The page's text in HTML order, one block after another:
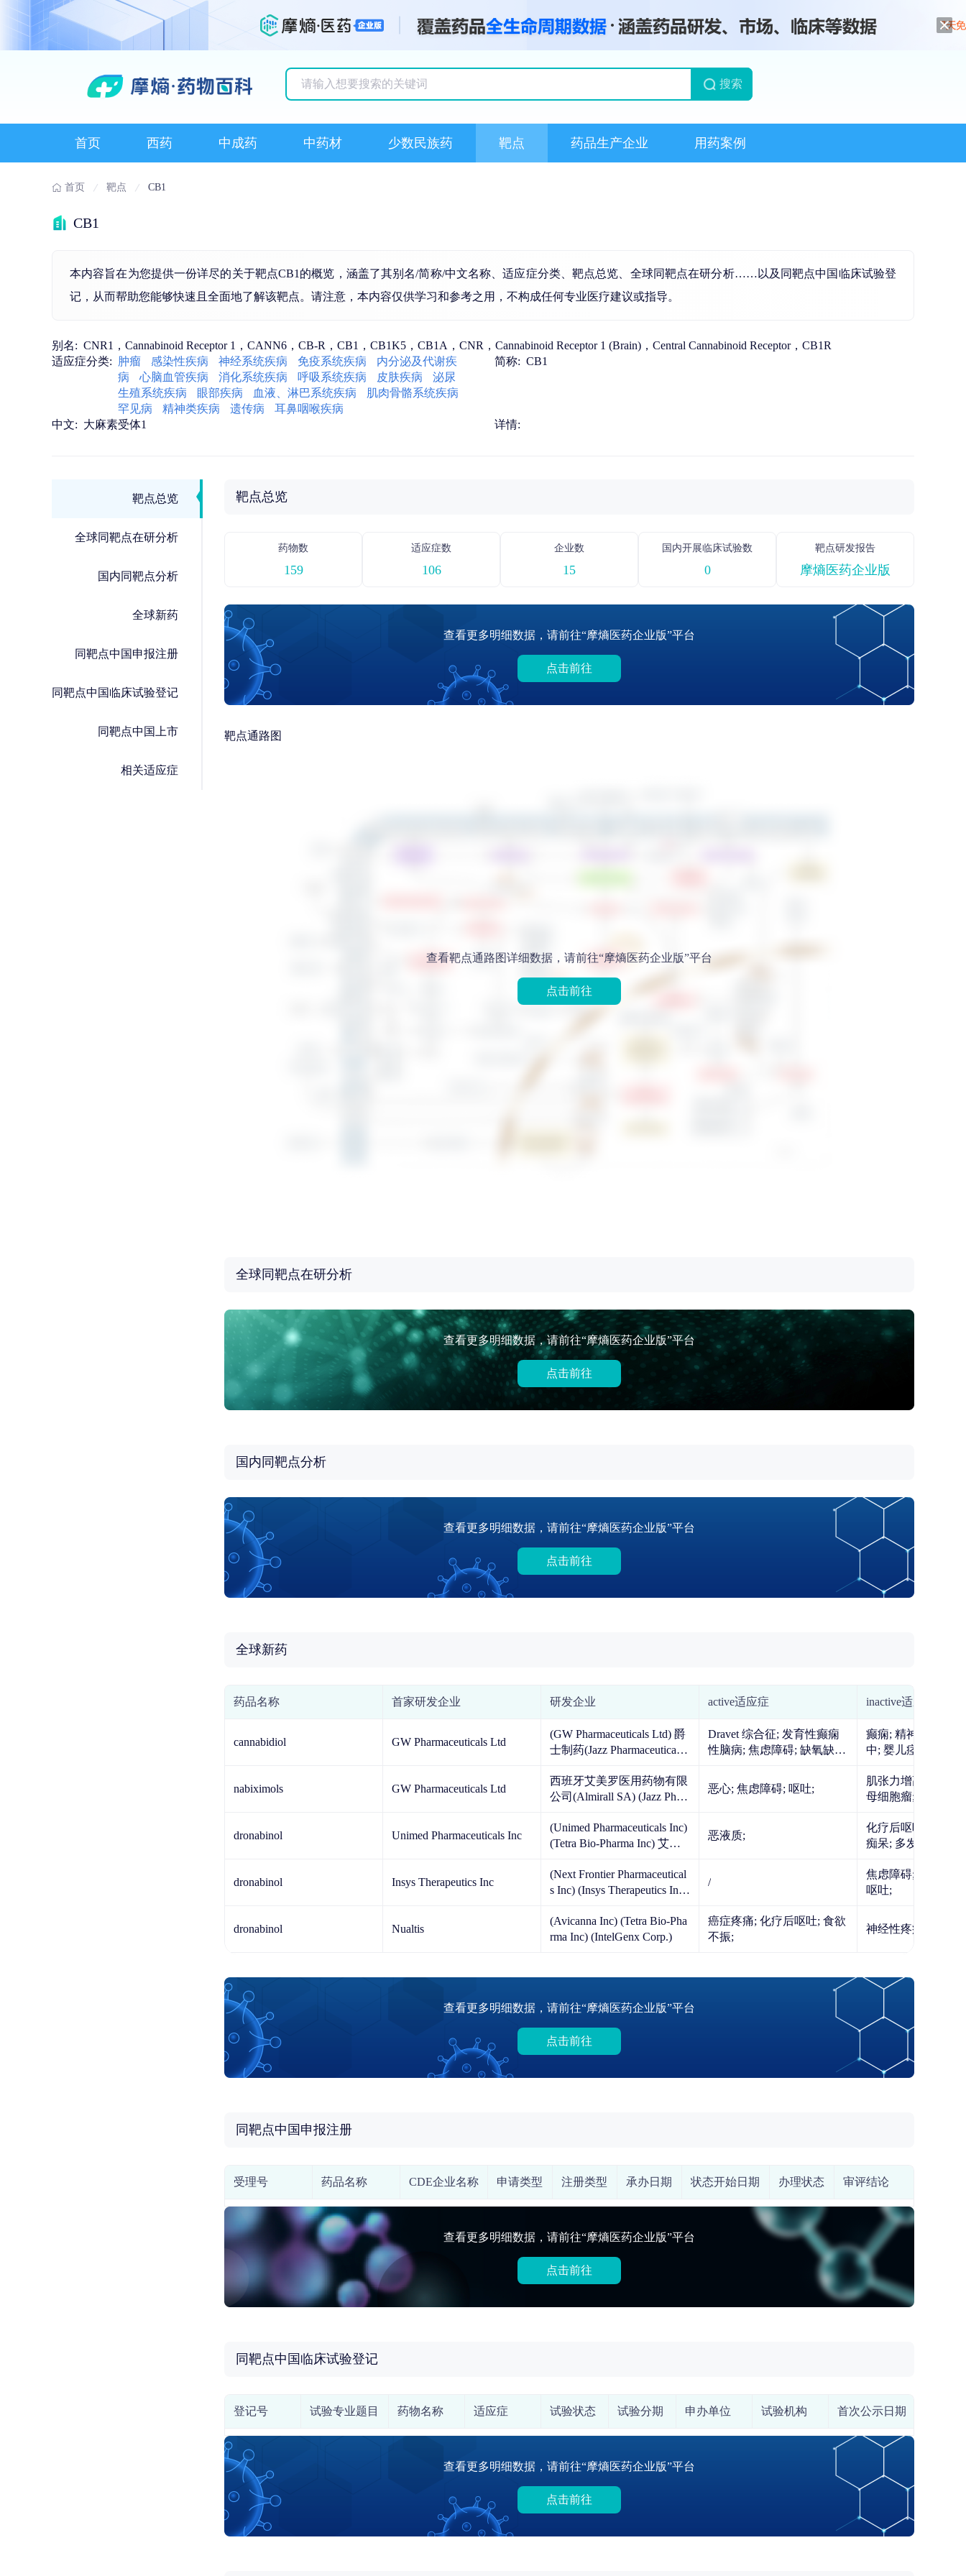
搜索
首页 西药 中成药 中药材 少数民族药 靶点 药品生产企业 用药案例
首页 靶点 CB1
CB1
本内容旨在为您提供一份详尽的关于靶点CB1的概览，涵盖了其别名/简称/中文名称、适应症分类、靶点总览、全球同靶点在研分析……以及同靶点中国临床试验登
记，从而帮助您能够快速且全面地了解该靶点。请注意，本内容仅供学习和参考之用，不构成任何专业医疗建议或指导。
别名: CNR1，Cannabinoid Receptor 1，CANN6，CB-R，CB1，CB1K5，CB1A，CNR，Cannabinoid Receptor 1 (Brain)，Central Cannabinoid Receptor，CB1R
适应症分类:
肿瘤 感染性疾病 神经系统疾病 免疫系统疾病
内分泌及代谢疾
病
心脑血管疾病 消化系统疾病 呼吸系统疾病 皮肤疾病
泌尿
生殖系统疾病
眼部疾病 血液、淋巴系统疾病
肌肉骨骼系统疾病
罕见病
精神类疾病 遗传病 耳鼻咽喉疾病
简称: CB1
中文: 大麻素受体1 详情:
靶点总览
全球同靶点在研分析
国内同靶点分析
全球新药
同靶点中国申报注册
同靶点中国临床试验登记
同靶点中国上市
相关适应症
靶点总览
药物数
159
适应症数
106
企业数
15
国内开展临床试验数
0
靶点研发报告
摩熵医药企业版
查看更多明细数据，请前往“摩熵医药企业版”平台
点击前往
靶点通路图
查看靶点通路图详细数据，请前往“摩熵医药企业版”平台
点击前往
全球同靶点在研分析
查看更多明细数据，请前往“摩熵医药企业版”平台
点击前往
国内同靶点分析
查看更多明细数据，请前往“摩熵医药企业版”平台
点击前往
全球新药
药品名称 首家研发企业 研发企业 active适应症 inactive适应症
cannabidiol GW Pharmaceuticals Ltd
(GW Pharmaceuticals Ltd) 爵
士制药(Jazz Pharmaceuticals I
Dravet 综合征; 发育性癫痫
性脑病; 焦虑障碍; 缺氧缺血
癫痫; 精神分裂症; 疼痛; 卒
中; 婴儿痉挛; Rett 综合征;
伯氏综合征; Lennox-Gastaut
综合征; 肌阵挛发作; 结节性
代谢紊乱; 溃疡性结肠炎; 脂
肪肝; 脂肪营养不良; 自闭
nabiximols GW Pharmaceuticals Ltd
西班牙艾美罗医用药物有限
公司(Almirall SA) (Jazz Phar
z Pharmaceuticals plc) (NeoPh
arm Inc) 拜耳(Bayer AG) (G
(Novartis AG)
恶心; 焦虑障碍; 呕吐;
肌张力增高; 癌症疼痛; 胶质
母细胞瘤; 创伤后应激障碍;
肌萎缩侧索硬化; 颈部张力
障碍; 神经性疼痛; 图雷特综
痛; 疼痛; 膀胱活
dronabinol Unimed Pharmaceuticals Inc
(Unimed Pharmaceuticals Inc)
(Tetra Bio-Pharma Inc) 艾伯
c) (Alkem Laboratories Ltd)
恶液质;
化疗后呕吐; 阿尔茨海默型
痴呆; 多发性硬化; 术后疼
头痛;
dronabinol Insys Therapeutics Inc
(Next Frontier Pharmaceutical
s Inc) (Insys Therapeutics Inc)
ia Therapeutics Inc)
/
焦虑障碍; 食欲不振; 化疗后
呕吐;
dronabinol Nualtis
(Avicanna Inc) (Tetra Bio-Pha
rma Inc) (IntelGenx Corp.)
癌症疼痛; 化疗后呕吐; 食欲
不振;
神经性疼痛;
查看更多明细数据，请前往“摩熵医药企业版”平台
点击前往
同靶点中国申报注册
受理号 药品名称 CDE企业名称 申请类型 注册类型 承办日期 状态开始日期 办理状态 审评结论
查看更多明细数据，请前往“摩熵医药企业版”平台
点击前往
同靶点中国临床试验登记
登记号 试验专业题目 药物名称 适应症 试验状态 试验分期 申办单位 试验机构 首次公示日期
查看更多明细数据，请前往“摩熵医药企业版”平台
点击前往